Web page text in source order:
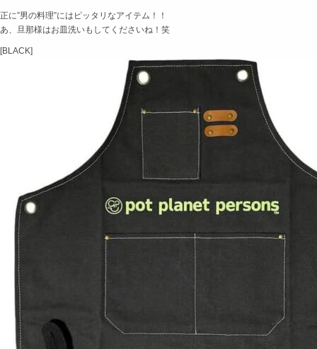
正に”男の料理”にはピッタリなアイテム！！
あ、旦那様はお皿洗いもしてくださいね！笑
[BLACK]